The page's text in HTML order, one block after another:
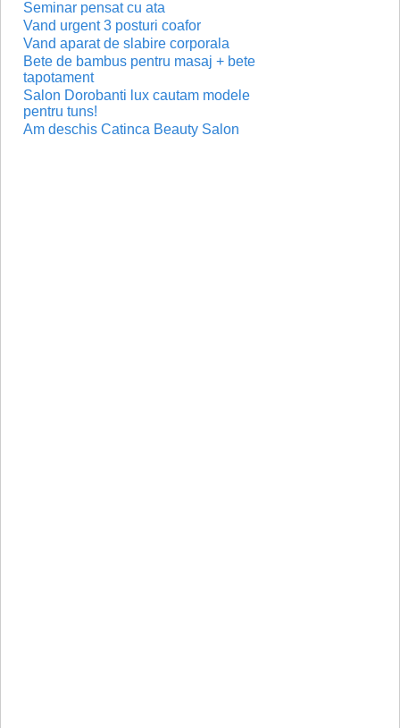
Seminar pensat cu ata
Vand urgent 3 posturi coafor
Vand aparat de slabire corporala
Bete de bambus pentru masaj + bete
tapotament
Salon Dorobanti lux cautam modele
pentru tuns!
Am deschis Catinca Beauty Salon